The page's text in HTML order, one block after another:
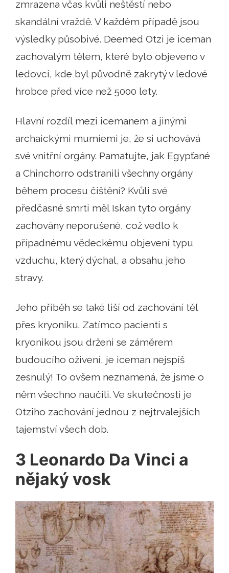
zmrazena včas kvůli neštěstí nebo
skandální vraždě. V každém případě jsou
výsledky působivé. Deemed Otzi je iceman
zachovalým tělem, které bylo objeveno v
ledovci, kde byl původně zakrytý v ledové
hrobce před více než 5000 lety.
Hlavní rozdíl mezi icemanem a jinými
archaickými mumiemi je, že si uchovává
své vnitřní orgány. Pamatujte, jak Egypťané
a Chinchorro odstranili všechny orgány
během procesu čištění? Kvůli své
předčasné smrti měl Iskan tyto orgány
zachovány neporušené, což vedlo k
případnému vědeckému objevení typu
vzduchu, který dýchal, a obsahu jeho
stravy.
Jeho příběh se také liší od zachování těl
přes kryoniku. Zatímco pacienti s
kryonikou jsou drženi se záměrem
budoucího oživení, je iceman nejspíš
zesnulý! To ovšem neznamená, že jsme o
něm všechno naučili. Ve skutečnosti je
Otziho zachování jednou z nejtrvalejších
tajemství všech dob.
3 Leonardo Da Vinci a
nějaký vosk